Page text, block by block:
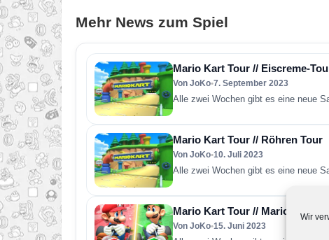
Wir
Mehr News zum Spiel
Mario Kart Tour // Eiscreme-
Von JoKo•7. September 2023
Alle zwei Wochen gibt es eine neue
Mario Kart Tour // Röhren Tour
Von JoKo•10. Juli 2023
Alle zwei Wochen gibt es eine neue
Mario Kart Tour // Mario vs.
Von JoKo•15. Juni 2023